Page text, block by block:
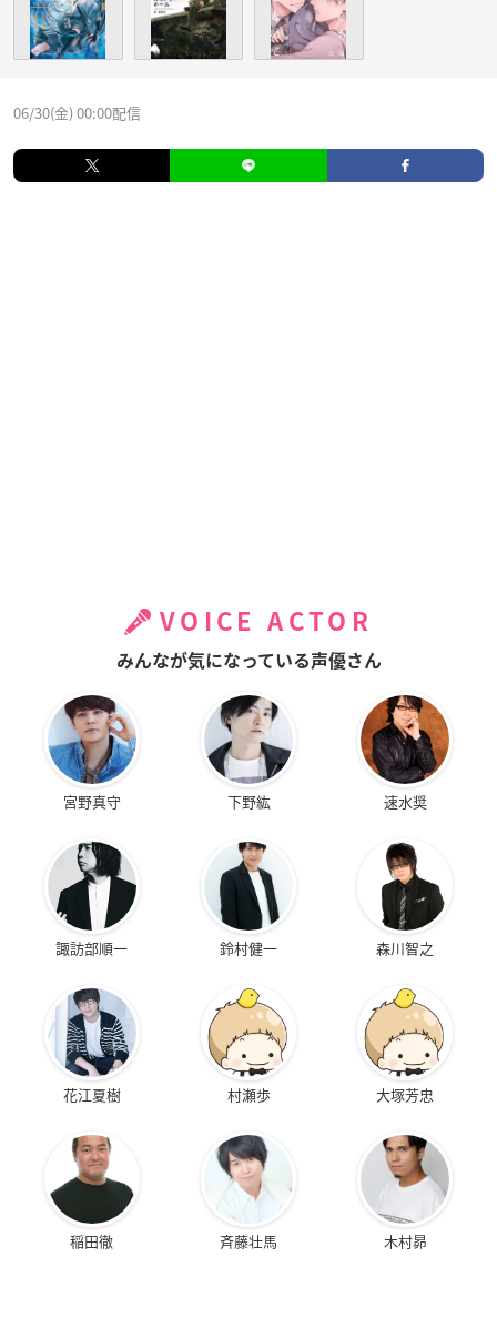
06/30(金) 00:00配信
VOICE ACTOR
みんなが気になっている声優さん
宮野真守 下野紘 速水奨
諏訪部順一 鈴村健一 森川智之
花江夏樹 村瀬歩 大塚芳忠
稲田徹 斉藤壮馬 木村昴